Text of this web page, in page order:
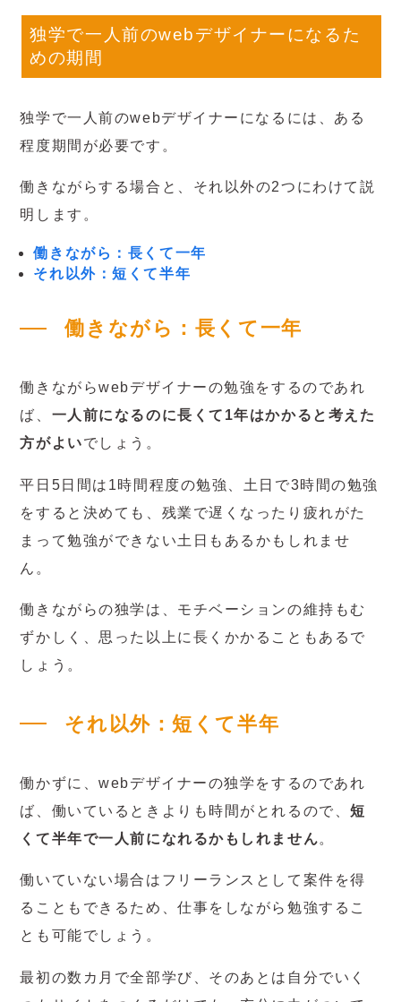
独学で一人前のwebデザイナーになるた
めの期間
独学で一人前のwebデザイナーになるには、ある
程度期間が必要です。
働きながらする場合と、それ以外の2つにわけて説
明します。
働きながら：長くて一年
それ以外：短くて半年
働きながら：長くて一年
働きながらwebデザイナーの勉強をするのであれ
ば、 一人前になるのに長くて1年はかかると考えた
方がよいでしょう。
平日5日間は1時間程度の勉強、土日で3時間の勉強
をすると決めても、残業で遅くなったり疲れがた
まって勉強ができない土日もあるかもしれませ
ん。
働きながらの独学は、モチベーションの維持もむ
ずかしく、思った以上に長くかかることもあるで
しょう。
それ以外：短くて半年
働かずに、webデザイナーの独学をするのであれ
ば、働いているときよりも時間がとれるので、短
くて半年で一人前になれるかもしれません。
働いていない場合はフリーランスとして案件を得
ることもできるため、仕事をしながら勉強するこ
とも可能でしょう。
最初の数カ月で全部学び、そのあとは自分でいく